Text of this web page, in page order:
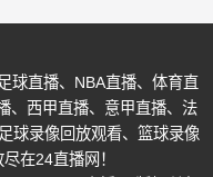
球直播、NBA直播、体育直
、西甲直播、意甲直播、法
球录像回放观看、篮球录像
在24直播网！